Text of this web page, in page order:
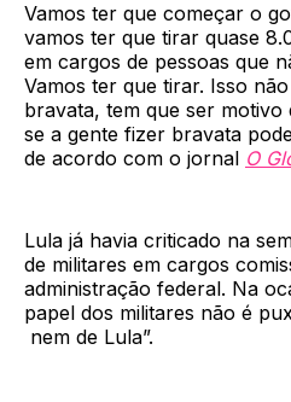
Vamos ter que começar o
vamos ter que tirar quase
em cargos de pessoas que
Vamos ter que tirar. Isso
bravata, tem que ser
se a gente fizer bravata
de acordo com o jornal O
Lula já havia criticado na
de militares em cargos
administração federal. Na
papel dos militares não é
nem de Lula”.